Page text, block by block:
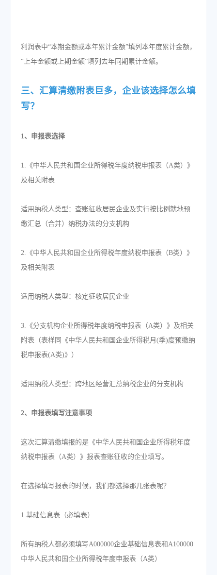
利润表中“本期金额或本年累计金额”填列本年度累计金额，
“上年金额或上期金额”填列去年同期累计金额。
三、汇算清缴附表巨多，企业该选择怎么填
写？
1、申报表选择
1.《中华人民共和国企业所得税年度纳税申报表（A类）》
及相关附表
适用纳税人类型：查账征收居民企业及实行按比例就地预
缴汇总（合并）纳税办法的分支机构
2.《中华人民共和国企业所得税年度纳税申报表（B类）》
及相关附表
适用纳税人类型：核定征收居民企业
3.《分支机构企业所得税年度纳税申报表（A类）》及相关
附表（表样同《中华人民共和国企业所得税月(季)度预缴纳
税申报表(A类)》）
适用纳税人类型：跨地区经营汇总纳税企业的分支机构
2、申报表填写注意事项
这次汇算清缴填报的是《中华人民共和国企业所得税年度
纳税申报表（A类）》报表查账征收的企业填写。
在选择填写报表的时候，我们都选择那几张表呢？
1.基础信息表（必填表）
所有纳税人都必须填写A000000企业基础信息表和A100000
中华人民共和国企业所得税年度申报表（A类）